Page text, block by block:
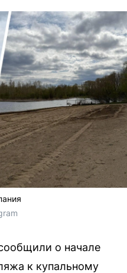
о начале
к купальному